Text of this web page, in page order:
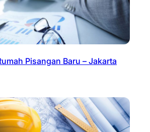
Pisangan Baru – Jakarta